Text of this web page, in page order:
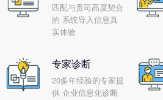
匹配与贵司高度契合
的 系统导入信息真
实体验
专家诊断
20多年经验的专家提
供 企业信息化诊断